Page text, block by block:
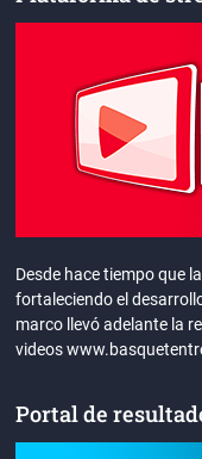
Desde hace tiempo que
fortaleciendo el
marco llevó adelante la
videos
Portal de